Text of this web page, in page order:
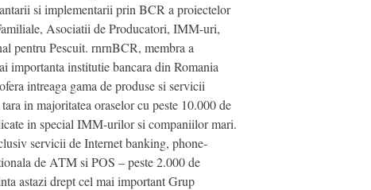
si implementarii prin BCR a proiectelor
Asociatii de Producatori, IMM-uri,
pentru Pescuit. rnrnBCR, membra a
importanta institutie bancara din Romania
intreaga gama de produse si servicii
in majoritatea oraselor cu peste 10.000 de
in special IMM-urilor si companiilor mari.
servicii de Internet banking, phone-
de ATM si POS – peste 2.000 de
astazi drept cel mai important Grup